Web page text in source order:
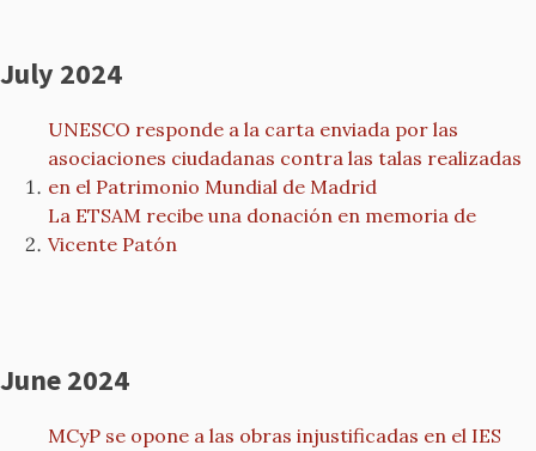
July 2024
UNESCO responde a la carta enviada por las
asociaciones ciudadanas contra las talas realizadas
en el Patrimonio Mundial de Madrid
La ETSAM recibe una donación en memoria de
Vicente Patón
June 2024
MCyP se opone a las obras injustificadas en el IES